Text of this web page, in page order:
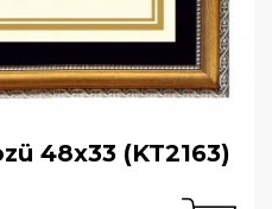
48x33 (KT2163)